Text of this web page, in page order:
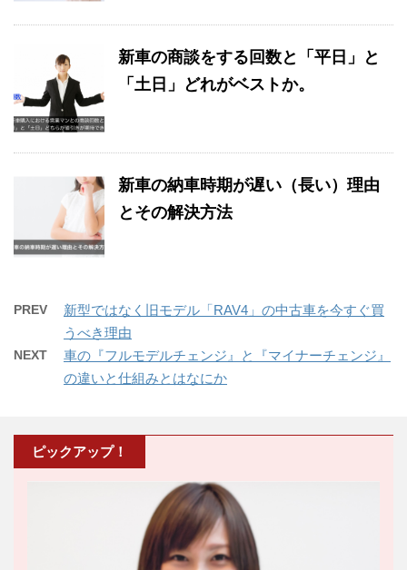
新車の商談をする回数と「平日」と
「土日」どれがベストか。
新車の納車時期が遅い（長い）理由
とその解決方法
PREV
新型ではなく旧モデル「RAV4」の中古車を今すぐ買
うべき理由
NEXT
車の『フルモデルチェンジ』と『マイナーチェンジ』
の違いと仕組みとはなにか
ピックアップ！